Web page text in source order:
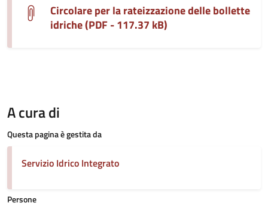
Circolare per la rateizzazione delle bollette
idriche (PDF - 117.37 kB)
A cura di
Questa pagina è gestita da
Servizio Idrico Integrato
Persone